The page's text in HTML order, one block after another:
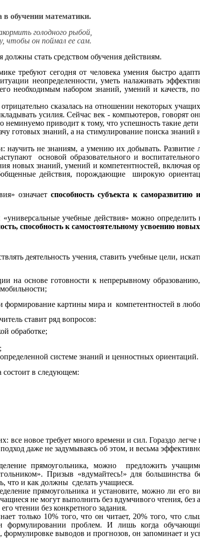
в обучении математики.
рыбой,
ее сам.
должны стать средством обучения действиям.
требуют сегодня от человека умения быстро
неопределенности, уметь налаживать
необходимым набором знаний, умений и качеств,
сказалась на отношении некоторых
усилия. Сейчас век - компьютеров, говорят
неминуемо приводит к тому, что успешность такие
готовых знаний, а на стимулирование поиска
научить не знаниям, а умению их добывать. Развитие
основой образовательного и
новых знаний, умений и компетентностей, включая
действия, порождающие широкую
означаетспособность субъекта к саморазвитию
учебные действия» можно определить
способность к самостоятельному усвоению
деятельность учения, ставить учебные цели,
на основе готовности к непрерывному
картины мира и компетентностей в
ставит ряд вопросов:
обработке;
системе знаний и ценностных ориентаций.
состоит в следующем:
все новое требует много времени и сил. Гораздо
даже не задумываясь об этом, и весьма
прямоугольника, можно предложить
Призыв «вдумайтесь!» для большинства
что и как должны сделать учащиеся.
прямоугольника и установите, можно ли его
не могут выполнить без вдумчивого чтения, без
чтении без конкретного задания.
только 10% того, что он читает, 20% того, что
проблем. И лишь когда
выводов и прогнозов, он запоминает и